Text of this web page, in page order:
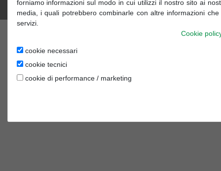
WebMasterGragraphic
forniamo informazioni sul modo in cui utilizzi il nostro sito ai
media, i quali potrebbero combinarle con altre informazioni
servizi.
Cookie
cookie necessari
cookie tecnici
cookie di performance / marketing